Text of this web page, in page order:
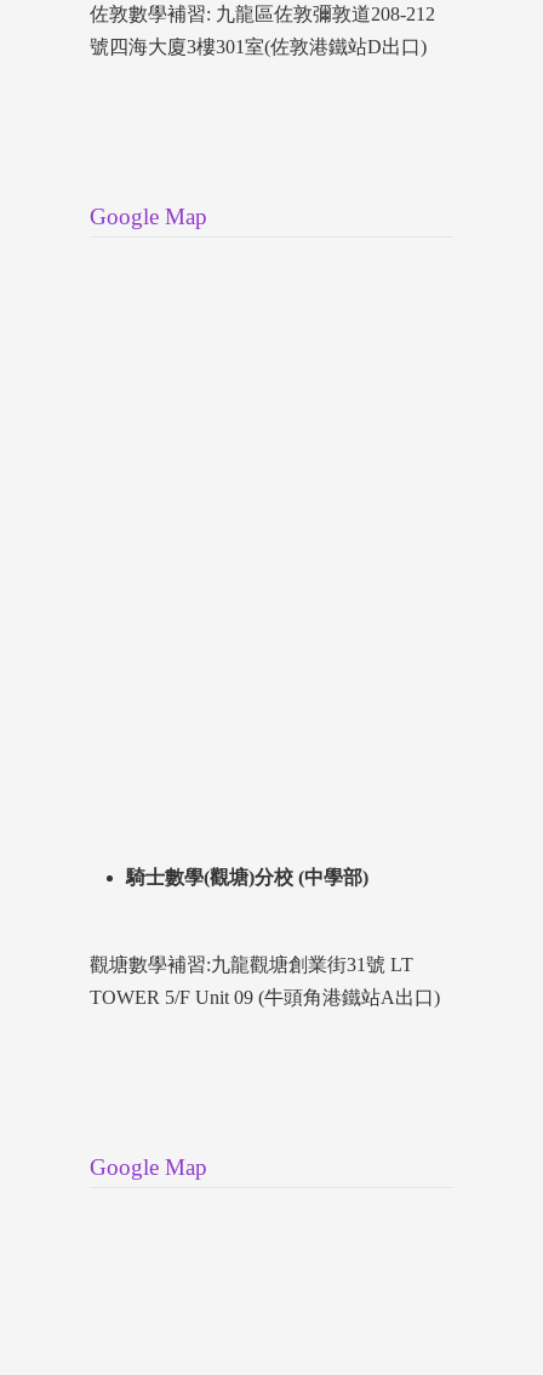
佐敦數學補習: 九龍區佐敦彌敦道208-212
號四海大廈3樓301室(佐敦港鐵站D出口)
Google Map
騎士數學(觀塘)分校 (中學部)
觀塘數學補習:九龍觀塘創業街31號 LT
TOWER 5/F Unit 09 (牛頭角港鐵站A出口)
Google Map